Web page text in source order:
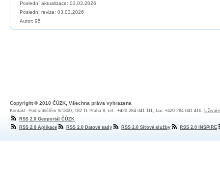
Poslední aktualizace: 03.03.2026
Poslední revize: 03.03.2026
Autor: 95
Copyright © 2010 ČÚZK, Všechna práva vyhrazena
Kontakt: Pod sídlištěm 9/1800, 182 11 Praha 8, tel.: +420 284 041 111, fax: +420 284 041 416,
RSS 2.0 Geoportál ČÚZK
RSS 2.0 Aplikace
RSS 2.0 Datové sady RSS 2.0 Síťové služby RSS 2.0 INSPIRE